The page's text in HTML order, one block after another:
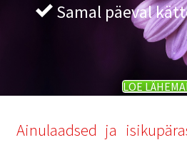
Samal päeval
LOE
Ainulaadsed ja